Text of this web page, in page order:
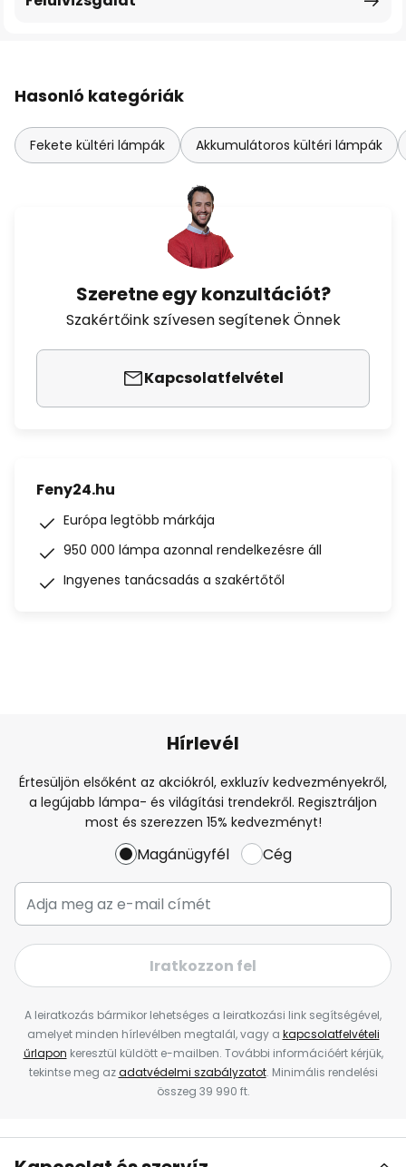
Hasonló kategóriák
Fekete kültéri lámpák Akkumulátoros kültéri lámpák
Szeretne egy konzultációt?
Szakértőink szívesen segítenek Önnek
Kapcsolatfelvétel
Feny24.hu
Európa legtöbb márkája
950 000 lámpa azonnal rendelkezésre áll
Ingyenes tanácsadás a szakértőtől
Hírlevél
Értesüljön elsőként az akciókról, exkluzív kedvezményekről,
a legújabb lámpa- és világítási trendekről. Regisztráljon
most és szerezzen 15% kedvezményt!
Magánügyfél Cég
Iratkozzon fel
A leiratkozás bármikor lehetséges a leiratkozási link segítségével,
amelyet minden hírlevélben megtalál, vagy a kapcsolatfelvételi
űrlapon keresztül küldött e-mailben. További információért kérjük,
tekintse meg azadatvédelmi szabályzatot. Minimális rendelési
összeg 39 990 ft.